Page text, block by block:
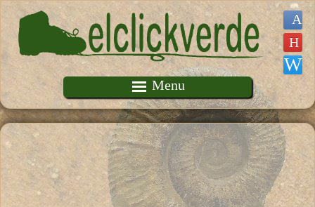
Pasar al contenido principal
Menu